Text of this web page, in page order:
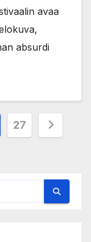
avaa
absurdi
27